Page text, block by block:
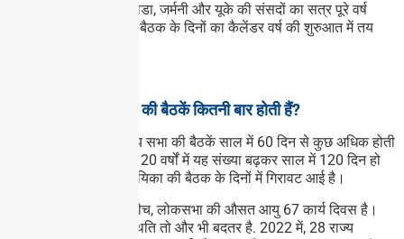
अमेरिकी कांग्रेस और कनाडा, जर्मनी और यूके की संसदों का सत्र पूरे वर्ष
चलता रहता है और उनकी बैठक के दिनों का कैलेंडर वर्ष की शुरुआत में तय
लोकसभा और राज्यसभा की बैठकें कितनी बार होती हैं?
● आजादी से पहले, केंद्रीय सभा की बैठकें साल में 60 दिन से कुछ अधिक होती
थीं। आज़ादी के बाद पहले 20 वर्षों में यह संख्या बढ़कर साल में 120 दिन हो
गई। तब से, राष्ट्रीय विधायिका की बैठक के दिनों में गिरावट आई है।
● 2002 और 2021 के बीच, लोकसभा की औसत आयु 67 कार्य दिवस है।
राज्य विधानसभाओं की स्थिति तो और भी बदतर है. 2022 में, 28 राज्य